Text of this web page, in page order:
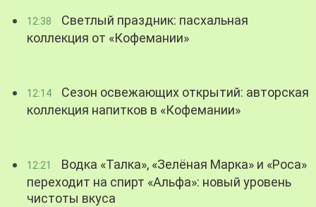
12:38
Светлый праздник: пасхальная
коллекция от «Кофемании»
12:14
Сезон освежающих открытий: авторская
коллекция напитков в «Кофемании»
12:21
Водка «Талка», «Зелёная Марка» и «Роса»
переходит на спирт «Альфа»: новый уровень
чистоты вкуса